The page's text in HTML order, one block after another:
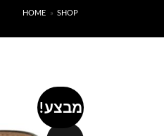
HOME » SHOP
מבצע!